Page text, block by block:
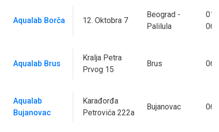
Aqualab Borča 12. Oktobra 7
Beograd -
Palilula
Aqualab Brus
Kralja Petra
Prvog 15
Brus
Aqualab
Bujanovac
Karađorđa
Petrovića 222a
Bujanovac